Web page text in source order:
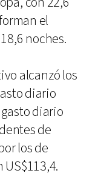
el
noches.
alcanzó los
diario
diario
de
los de
US$113,4.